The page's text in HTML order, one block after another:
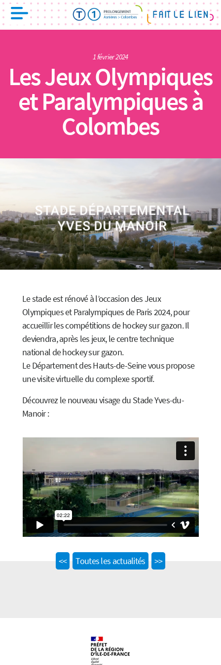
1 février 2024
Les Jeux Olympiques
et Paralympiques à
Colombes
Le stade est rénové à l’occasion des Jeux
Olympiques et Paralympiques de Paris 2024, pour
accueillir les compétitions de hockey sur gazon. Il
deviendra, après les jeux, le centre technique
national de hockey sur gazon.
Le Département des Hauts-de-Seine vous propose
une visite virtuelle du complexe sportif.
Découvrez le nouveau visage du Stade Yves-du-
Manoir :
<<Previous
Toutes les actualités >>Next